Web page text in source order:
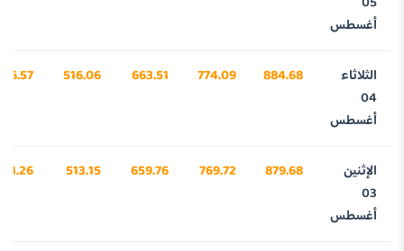
أغسطس
الثلاثاء
04
أغسطس
884.68
774.09
663.51
516.06
الإثنين
03
أغسطس
879.68
769.72
659.76
513.15